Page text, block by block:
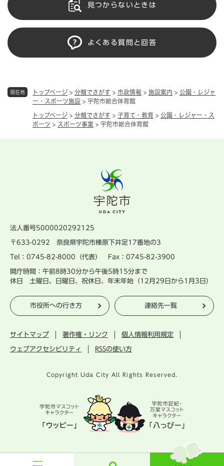
陀
現在地 トップページ > 分類でさがす > 市政情報 > 施設案内 > 公園・レジャ
ー・スポーツ施設 > 宇陀市総合体育館
トップページ > 分類でさがす > 子育て・教育 > 公園・レジャー・ス
ポーツ > スポーツ事業 > 宇陀市総合体育館
見つからないときは
よくある質問と回答
法人番号5000020292125
〒633-0292 奈良県宇陀市榛原下井足17番地の3
Tel：0745-82-8000（代表） Fax：0745-82-3900
開庁時間：午前8時30分から午後5時15分まで
休日 土曜日、日曜日、祝休日、年末年始（12月29日から1月3日）
市役所への行き方 連絡先一覧
サイトマップ 著作権・リンク 個人情報利用規定
ウェブアクセシビリティ RSSの使い方
Copyright Uda City All Rights Reserved.